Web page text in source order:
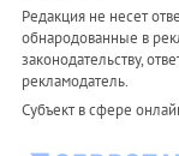
Редакция не несет
обнародованные в
законодательству,
рекламодатель.
Субъект в сфере